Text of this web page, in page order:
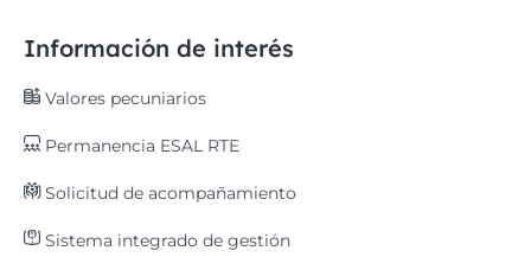
Información de interés
Valores pecuniarios
Permanencia ESAL RTE
Solicitud de acompañamiento
Sistema integrado de gestión